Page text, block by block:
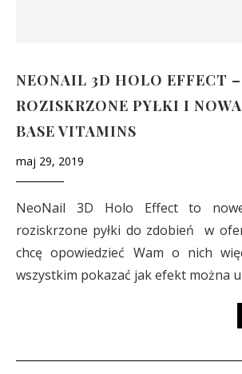
NEONAIL 3D HOLO EFFECT –
ROZISKRZONE PYŁKI I
BASE VITAMINS
maj 29, 2019
NeoNail 3D Holo Effectto nowe
roziskrzone pyłki do zdobień w
chcę opowiedzieć Wam o nich
wszystkim pokazać jak efekt można